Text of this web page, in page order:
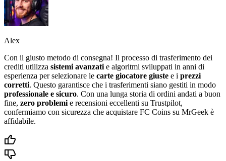
Alex
Con il giusto metodo di consegna! Il processo di trasferimento dei
crediti utilizza sistemi avanzati e algoritmi sviluppati in anni di
esperienza per selezionare le carte giocatore giuste e i prezzi
corretti. Questo garantisce che i trasferimenti siano gestiti in modo
professionale e sicuro. Con una lunga storia di ordini andati a buon
fine, zero problemi e recensioni eccellenti su Trustpilot,
confermiamo con sicurezza che acquistare FC Coins su MrGeek è
affidabile.